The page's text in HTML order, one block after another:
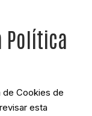
Política
de Cookies de
esta